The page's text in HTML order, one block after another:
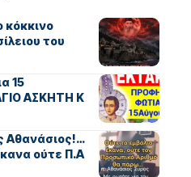
κόκκινο
του
15
ΑΣΚΗΤΗ Κ
Αθανάσιος!…
ούτε Π.Α